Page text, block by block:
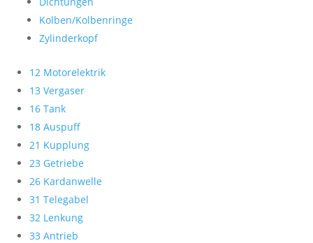
Kolben/Kolbenringe
Zylinderkopf
12 Motorelektrik
13 Vergaser
16 Tank
18 Auspuff
21 Kupplung
23 Getriebe
26 Kardanwelle
31 Telegabel
32 Lenkung
33 Antrieb